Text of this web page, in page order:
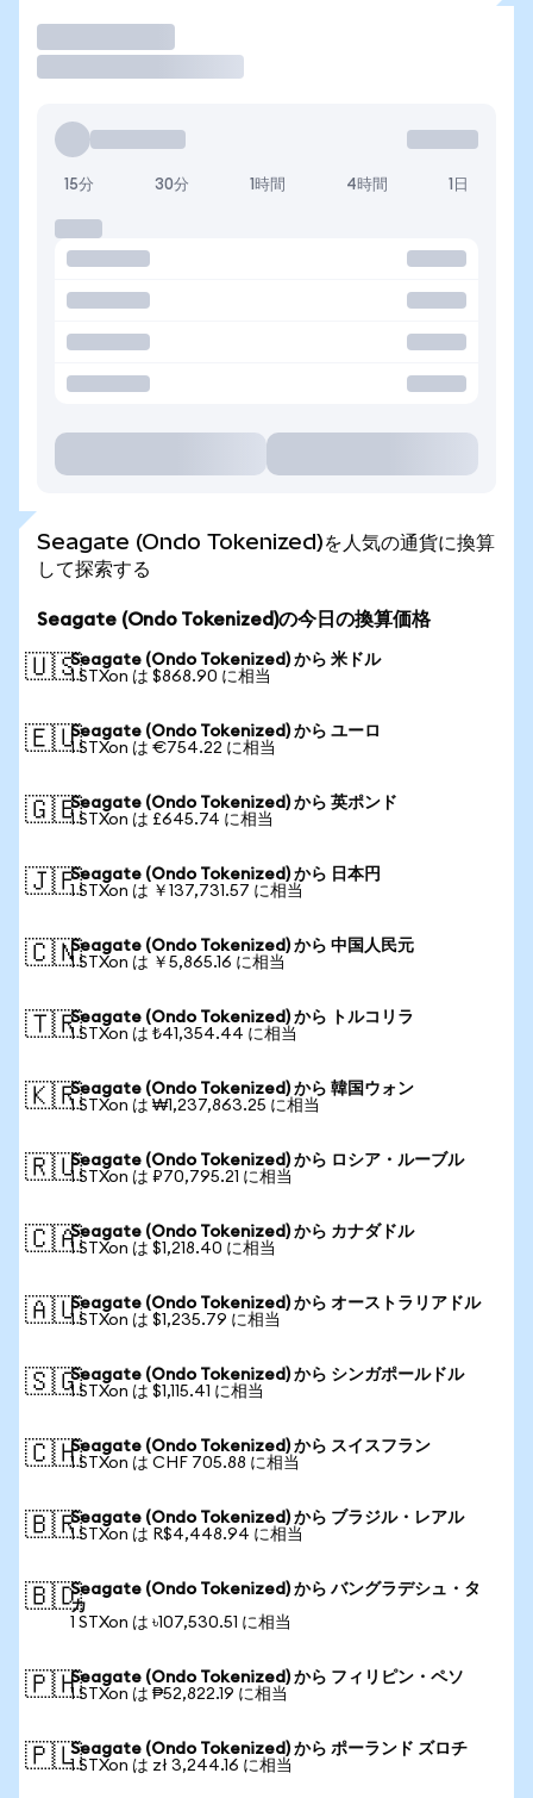
15分 30分 1時間 4時間 1日
Seagate (Ondo Tokenized)を人気の通貨に換算
して探索する
Seagate (Ondo Tokenized)の今日の換算価格
🇺🇸Seagate (Ondo Tokenized) から 米ドル
1 STXon は $868.90 に相当
🇪🇺Seagate (Ondo Tokenized) から ユーロ
1 STXon は €754.22 に相当
🇬🇧Seagate (Ondo Tokenized) から 英ポンド
1 STXon は £645.74 に相当
🇯🇵Seagate (Ondo Tokenized) から 日本円
1 STXon は ￥137,731.57 に相当
🇨🇳Seagate (Ondo Tokenized) から 中国人民元
1 STXon は ￥5,865.16 に相当
🇹🇷Seagate (Ondo Tokenized) から トルコリラ
1 STXon は ₺41,354.44 に相当
🇰🇷Seagate (Ondo Tokenized) から 韓国ウォン
1 STXon は ₩1,237,863.25 に相当
🇷🇺Seagate (Ondo Tokenized) から ロシア・ルーブル
1 STXon は ₽70,795.21 に相当
🇨🇦Seagate (Ondo Tokenized) から カナダドル
1 STXon は $1,218.40 に相当
🇦🇺Seagate (Ondo Tokenized) から オーストラリアドル
1 STXon は $1,235.79 に相当
🇸🇬Seagate (Ondo Tokenized) から シンガポールドル
1 STXon は $1,115.41 に相当
🇨🇭Seagate (Ondo Tokenized) から スイスフラン
1 STXon は CHF 705.88 に相当
🇧🇷Seagate (Ondo Tokenized) から ブラジル・レアル
1 STXon は R$4,448.94 に相当
🇧🇩Seagate (Ondo Tokenized) から バングラデシュ・タ
カ
1 STXon は ৳107,530.51 に相当
🇵🇭Seagate (Ondo Tokenized) から フィリピン・ペソ
1 STXon は ₱52,822.19 に相当
🇵🇱Seagate (Ondo Tokenized) から ポーランド ズロチ
1 STXon は zł 3,244.16 に相当